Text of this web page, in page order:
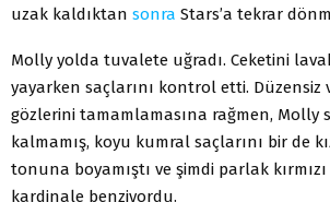
uzak kaldıktan sonra Stars’a tekrar
Molly yolda tuvalete uğradı. Ceketini
yayarken saçlarını kontrol etti. Düzensiz
gözlerini tamam­lamasına rağmen, Molly
kalmamış, koyu kumral saçlarını bir de
tonuna boyamıştı ve şimdi parlak
kardinale benziyordu.